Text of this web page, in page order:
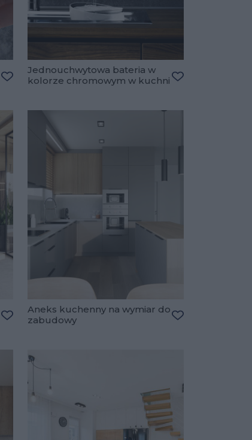
Jednouchwytowa bateria w
kolorze chromowym w kuchni
Dodaj do ulubionych
Aneks kuchenny na wymiar do
zabudowy